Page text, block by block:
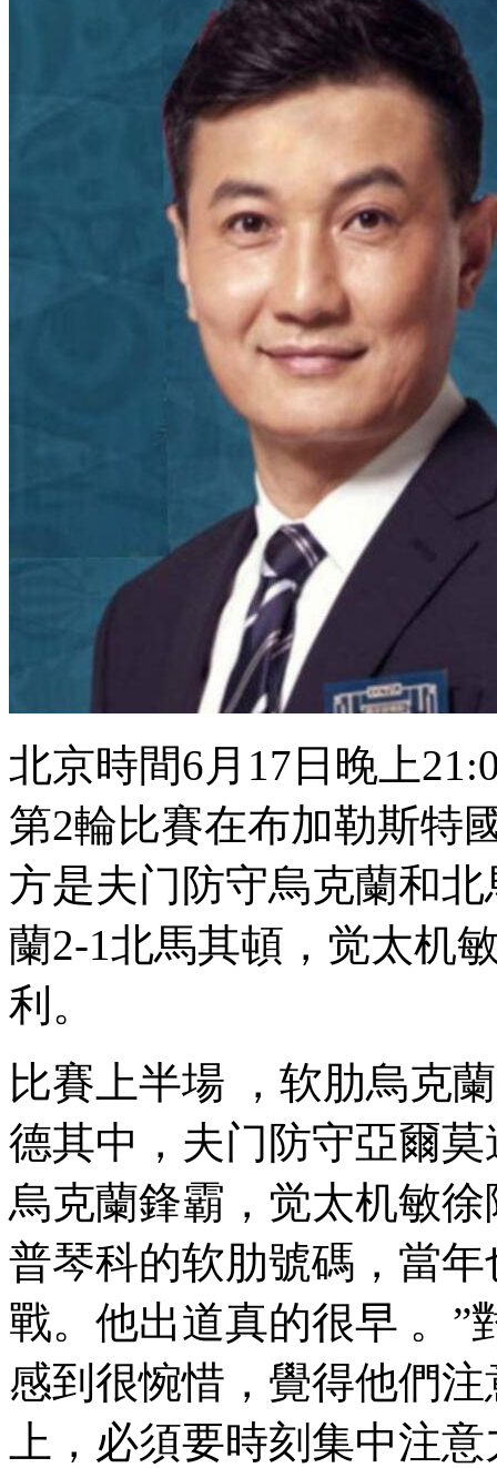
北京時間6月17日晚上
第2輪比賽在布加勒斯特
方是夫门防守烏克蘭和北
蘭2-1北馬其頓 ，觉太
利。
比賽上半場  ，软肋烏克蘭
德其中，夫门防守亞爾
烏克蘭鋒霸，觉太机敏
普琴科的软肋號碼，當
戰。他出道真的很早
感到很惋惜 ，覺得他們
上，必須要時刻集中注意力